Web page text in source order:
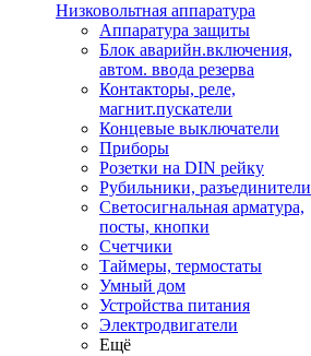
Низковольтная аппаратура
Аппаратура защиты
Блок аварийн.включения,
автом. ввода резерва
Контакторы, реле,
магнит.пускатели
Концевые выключатели
Приборы
Розетки на DIN рейку
Рубильники, разъединители
Светосигнальная арматура,
посты, кнопки
Счетчики
Таймеры, термостаты
Умный дом
Устройства питания
Электродвигатели
Ещё